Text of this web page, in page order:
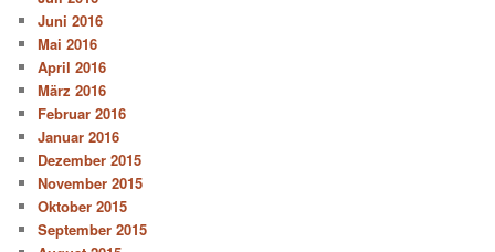
Juni 2016
Mai 2016
April 2016
März 2016
Februar 2016
Januar 2016
Dezember 2015
November 2015
Oktober 2015
September 2015